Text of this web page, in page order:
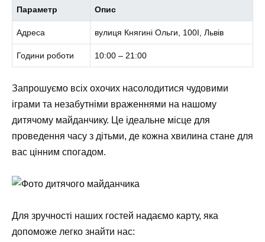
Параметр Опис
Адреса вулиця Княгині Ольги, 100І, Львів
Години роботи 10:00 – 21:00
Запрошуємо всіх охочих насолодитися чудовими
іграми та незабутніми враженнями на нашому
дитячому майданчику. Це ідеальне місце для
проведення часу з дітьми, де кожна хвилина стане для
вас цінним спогадом.
Для зручності наших гостей надаємо карту, яка
допоможе легко знайти нас: